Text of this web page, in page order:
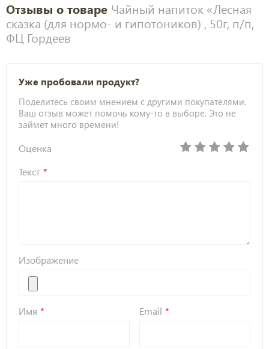
Отзывы о товаре Чайный напиток «Лесная
сказка (для нормо- и гипотоников) , 50г, п/п,
ФЦ Гордеев
Уже пробовали продукт?
Поделитесь своим мнением с другими покупателями.
Ваш отзыв может помочь кому-то в выборе. Это не
займет много времени!
Оценка
Текст
Изображение
Имя Email